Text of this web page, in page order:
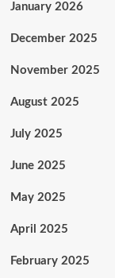
January 2026
December 2025
November 2025
August 2025
July 2025
June 2025
May 2025
April 2025
February 2025